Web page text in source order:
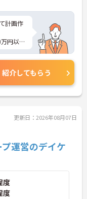
計画作
円以上
らに詳
い。
紹介してもらう
更新日：2026年08月07日
プ運営のデイケ
度
度